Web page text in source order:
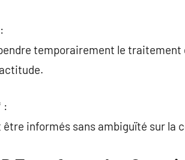
temporairement le
:
informés sans ambiguïté sur la